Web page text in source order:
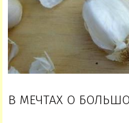
В МЕЧТАХ О